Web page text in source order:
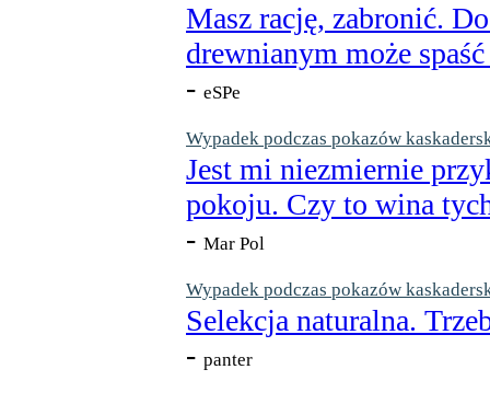
Masz rację, zabronić.
drewnianym może
- eSPe
Wypadek podczas pokazów
Jest mi niezmiernie
pokoju. Czy to wina
- Mar Pol
Wypadek podczas pokazów
Selekcja naturalna.
- panter